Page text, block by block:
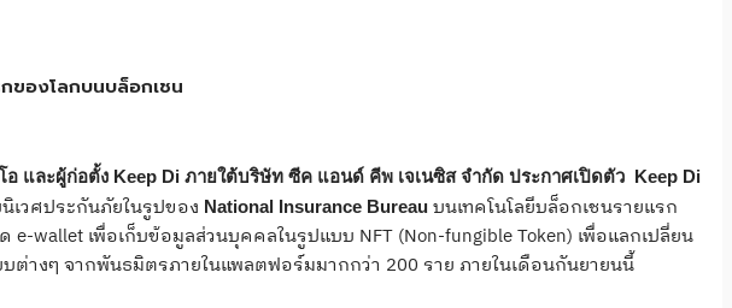
ของโลกบนบล็อกเชน
และผู้ก่อตั้ง Keep Di ภายใต้บริษัท ซีค แอนด์ คีพ เจเนซิส จำกัด ประกาศเปิดตัว Keep Di
เวศประกันภัยในรูปของ National Insurance Bureau บนเทคโนโลยีบล็อกเชนรายแรก
e-wallet เพื่อเก็บข้อมูลส่วนบุคคลในรูปแบบ NFT (Non-fungible Token) เพื่อแลกเปลี่ยน
ต่างๆ จากพันธมิตรภายในแพลตฟอร์มมากกว่า 200 ราย ภายในเดือนกันยายนนี้